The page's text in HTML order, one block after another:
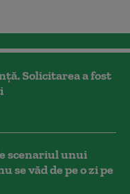
Solicitarea a fost
scenariul unui
se văd de pe o zi pe